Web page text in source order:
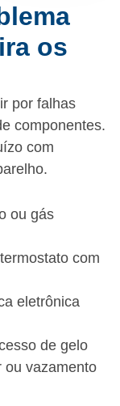
os
por falhas
componentes.
com
ou gás
com
eletrônica
de gelo
ou vazamento